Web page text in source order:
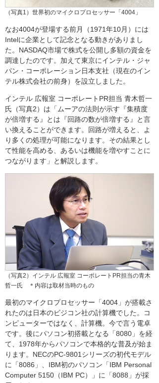
（写真1）世界初のマイクロプロセッサー「4004」
なお4004が登場する前月（1971年10月）には
Intelに企業として記念となる動きがありまし
た。NASDAQ市場で株式を公開し多額の資金を
調達したのです。加えて東京にインテル・ジャ
パン・コーポレーション日本支社（現在のイン
テル株式会社の前身）を設立しました。
インテル 広報室 コーポレートPR担当 青木哲一
氏（写真2）は「ムーアの法則が示す『集積度
が倍増する』とは『回路の数が倍増する』と言
い換えることができます。回路が増えると、よ
り多くの処理が可能になります。その結果とし
て性能を高める、あるいは機能を増やすことに
つながります」と解説します。
（写真2）インテル 広報室 コーポレートPR担当の青木
哲一氏 ＊内容は取材当時のもの
最初のマイクロプロセッサー「4004」が搭載さ
れたのは日本のビジコン社の計算機でした。コ
ンピューターではなく、計算機。今で言う電卓
です。後にパソコン初搭載となる「8080」を経
て、1978年からパソコンで本格的な普及が始ま
ります。NECのPC-9801シリーズの初代モデル
に「8086」、IBM初のパソコン「IBM Personal
Computer 5150（IBM PC）」に「8088」が採